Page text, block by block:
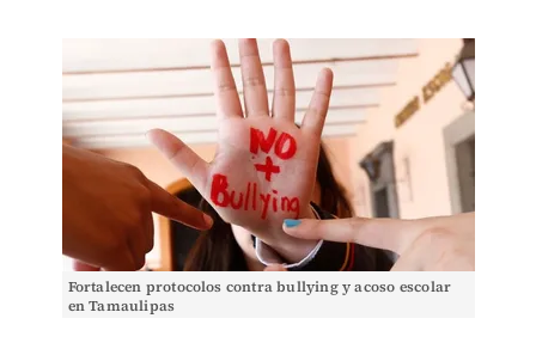
Fortalecen protocolos contra bullying y acoso escolar
en Tamaulipas